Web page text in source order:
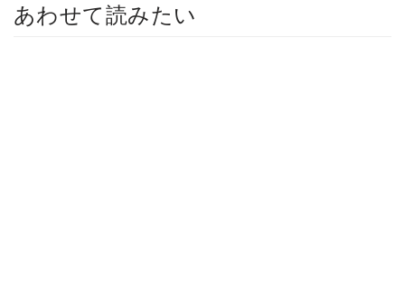
あわせて読みたい